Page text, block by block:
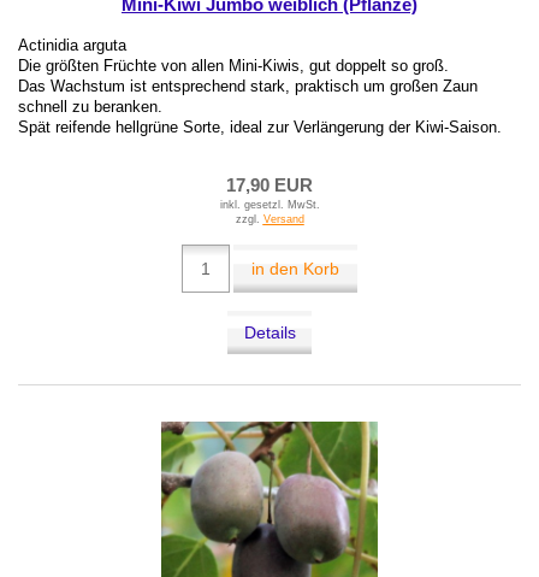
Mini-Kiwi Jumbo weiblich (Pflanze)
Actinidia arguta
Die größten Früchte von allen Mini-Kiwis, gut doppelt so groß.
Das Wachstum ist entsprechend stark, praktisch um großen Zaun
schnell zu beranken.
Spät reifende hellgrüne Sorte, ideal zur Verlängerung der Kiwi-Saison.
17,90 EUR
inkl. gesetzl. MwSt.
zzgl. Versand
in den Korb
Details